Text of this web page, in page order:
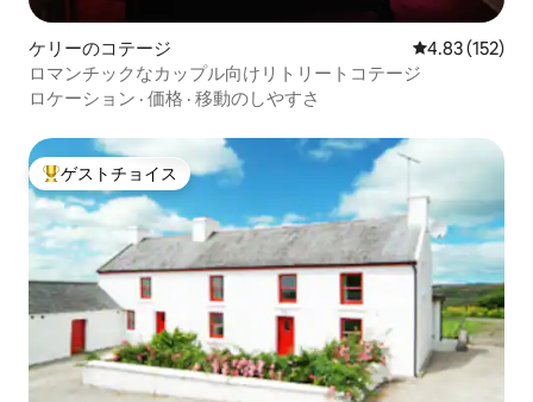
ケリーのコテージ レビュー152
4.83 (152)
ロマンチックなカップル向けリトリートコテージ
ロケーション · 価格 · 移動のしやすさ
大好評のゲストチョイスです。
ゲストチョイス